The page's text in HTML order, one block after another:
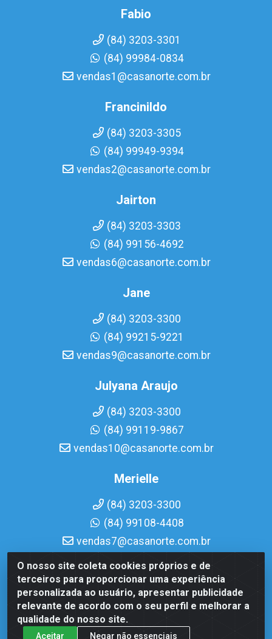
O nosso site coleta cookies próprios e de
terceiros para proporcionar uma experiência
personalizada ao usuário, apresentar publicidade
relevante de acordo com o seu perfil e melhorar a
qualidade do nosso site.
Aceitar Negar não essenciais
Fabio
(84) 3203-3301
(84) 99984-0834
vendas1@casanorte.com.br
Francinildo
(84) 3203-3305
(84) 99949-9394
vendas2@casanorte.com.br
Jairton
(84) 3203-3303
(84) 99156-4692
vendas6@casanorte.com.br
Jane
(84) 3203-3300
(84) 99215-9221
vendas9@casanorte.com.br
Julyana Araujo
(84) 3203-3300
(84) 99119-9867
vendas10@casanorte.com.br
Merielle
(84) 3203-3300
(84) 99108-4408
vendas7@casanorte.com.br
Casa Norte LTDA - Av. Interventor Mário Câmara, 1815 -
Dix-Sept Rosado, Natal/RN - CEP 59054-600 - CNPJ
08.713.513/0001-51